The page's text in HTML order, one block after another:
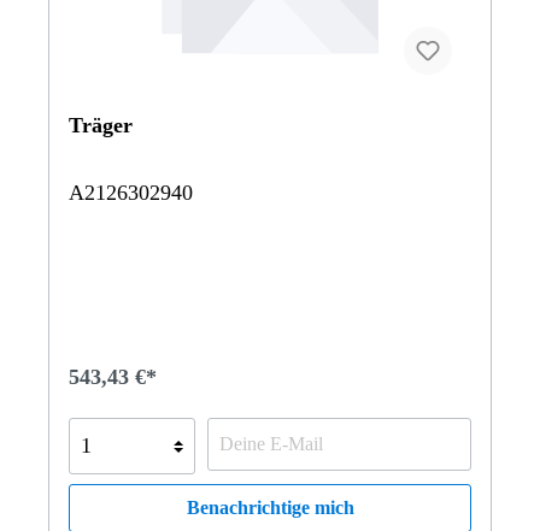
Träger
A2126302940
543,43 €*
Benachrichtige mich